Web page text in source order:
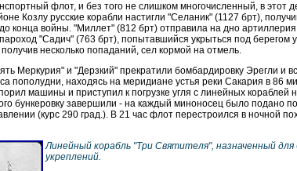
флот, и без того не слишком многочисленный, в этот
Козлу русские корабли настигли "Селаник" (1127 брт),
конца войны. "Миллет" (812 брт) отправила на дно
"Садич" (763 брт), попытавшийся укрыться под
несколько попаданий, сел кормой на отмель.
Меркурия" и "Дерзкий" прекратили бомбардировку Эрегли и
пополудни, находясь на меридиане устья реки Сакария в 86
машины и приступил к погрузке угля с линейных кораблей
бункеровку завершили - на каждый миноносец было подано
(курс 290 град.). В 21 час флот перестроился в ночной
Линейный корабль "Три Святителя", назначенный для
укреплений.